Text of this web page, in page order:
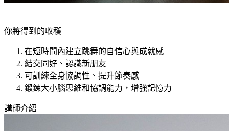
你將得到的收穫
在短時間內建立跳舞的自信心與成就感
結交同好、認識新朋友
可訓練全身協調性、提升節奏感
鍛鍊大小腦思維和協調能力，增強記憶力
講師介紹